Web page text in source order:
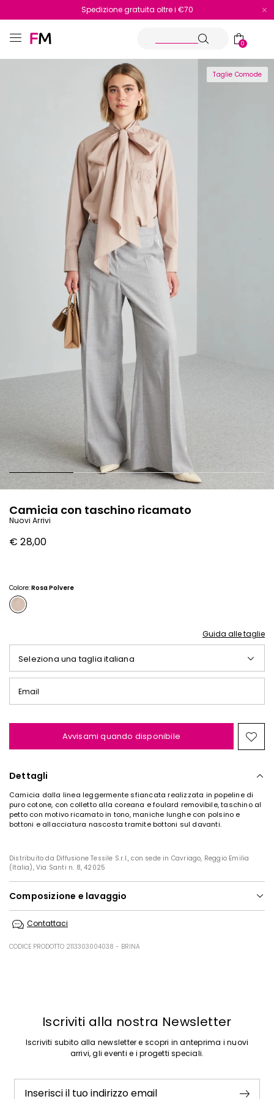
Reso facile e veloce
Spedizione gratuita oltre i €70
0
Taglie Comode
Camicia con taschino ricamato
Nuovi Arrivi
€ 28,00
Colore:Rosa Polvere
Guida alle taglie
Seleziona una taglia italiana
Email
Avvisami quando disponibile
nella
Dettagli
Camicia dalla linea leggermente sfiancata realizzata in popeline di
puro cotone, con colletto alla coreana e foulard removibile, taschino al
petto con motivo ricamato in tono, maniche lunghe con polsino e
bottoni e allacciatura nascosta tramite bottoni sul davanti.
Distribuito da Diffusione Tessile S.r.l., con sede in Cavriago, Reggio Emilia
(Italia), Via Santi n. 8, 42025
Composizione e lavaggio
candeggiare; non asciugare a macchina; asciugare in piano in
percloroetilene; lavaggio professionale molto delicato in acqua.
Contattaci
CODICE PRODOTTO 2113303004038 - BRINA
Iscriviti alla nostra Newsletter
Iscriviti subito alla newsletter e scopri in anteprima i nuovi
arrivi, gli eventi e i progetti speciali.
Inserisci il tuo indirizzo email